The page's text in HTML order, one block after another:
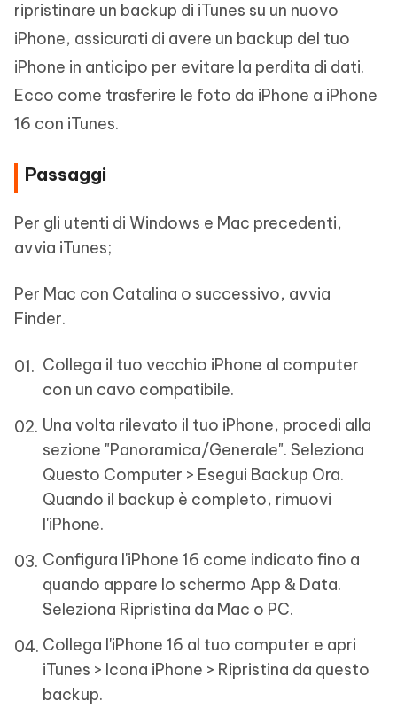
ripristinare un backup di iTunes su un nuovo
iPhone, assicurati di avere un backup del tuo
iPhone in anticipo per evitare la perdita di dati.
Ecco come trasferire le foto da iPhone a iPhone
16 con iTunes.
Passaggi
Per gli utenti di Windows e Mac precedenti,
avvia iTunes;
Per Mac con Catalina o successivo, avvia
Finder.
Collega il tuo vecchio iPhone al computer
con un cavo compatibile.
Una volta rilevato il tuo iPhone, procedi alla
sezione "Panoramica/Generale". Seleziona
Questo Computer > Esegui Backup Ora.
Quando il backup è completo, rimuovi
l'iPhone.
Configura l'iPhone 16 come indicato fino a
quando appare lo schermo App & Data.
Seleziona Ripristina da Mac o PC.
Collega l'iPhone 16 al tuo computer e apri
iTunes > Icona iPhone > Ripristina da questo
backup.